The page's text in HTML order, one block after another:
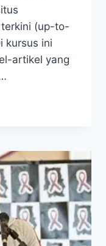
(up-to-
kursus ini
artikel yang